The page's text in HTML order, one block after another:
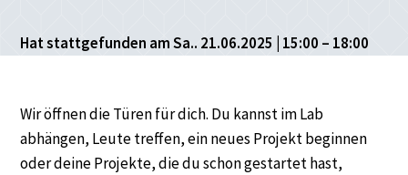
Hat stattgefunden am Sa.. 21.06.2025 | 15:00 – 18:00
Wir öffnen die Türen für dich. Du kannst im Lab
abhängen, Leute treffen, ein neues Projekt beginnen
oder deine Projekte, die du schon gestartet hast,